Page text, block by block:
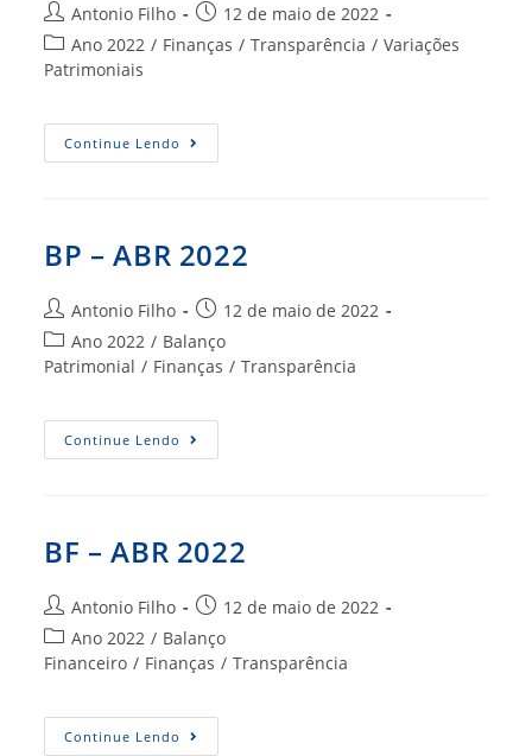
Autor
do
post:
Antonio Filho
Post
publicado:
12 de maio de 2022
Categoria
do
Ano 2022 / Finanças / Transparência / Variações
Patrimoniais
Continue Lendo VARIAÇÕES
PATRIMONIAIS
BP – ABR 2022
Autor
do
post:
Antonio Filho
Post
publicado:
12 de maio de 2022
Categoria
do
Ano 2022 / Balanço
Patrimonial / Finanças / Transparência
Continue Lendo BP
–
BF – ABR 2022
Autor
do
post:
Antonio Filho
Post
publicado:
12 de maio de 2022
Categoria
do
Ano 2022 / Balanço
Financeiro / Finanças / Transparência
Continue Lendo BF